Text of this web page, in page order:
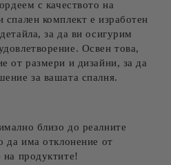
с качеството на
комплект е изработен
за да ви осигурим
Освен това,
от размери и дизайни, за да
за вашата спалня.
близо до реалните
да има отклонение от
на продуктите!